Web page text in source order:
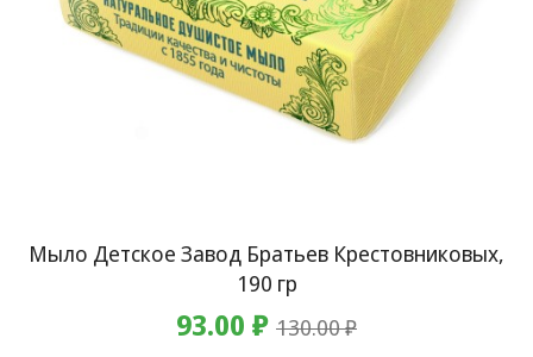
Мыло Детское Завод Братьев Крестовниковых,
190 гр
93.00 ₽ 130.00 ₽